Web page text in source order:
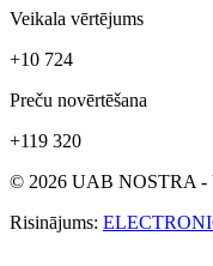
Veikala vērtējums
+10 724
Preču novērtēšana
+119 320
© 2026 UAB NOSTRA -
Risinājums: